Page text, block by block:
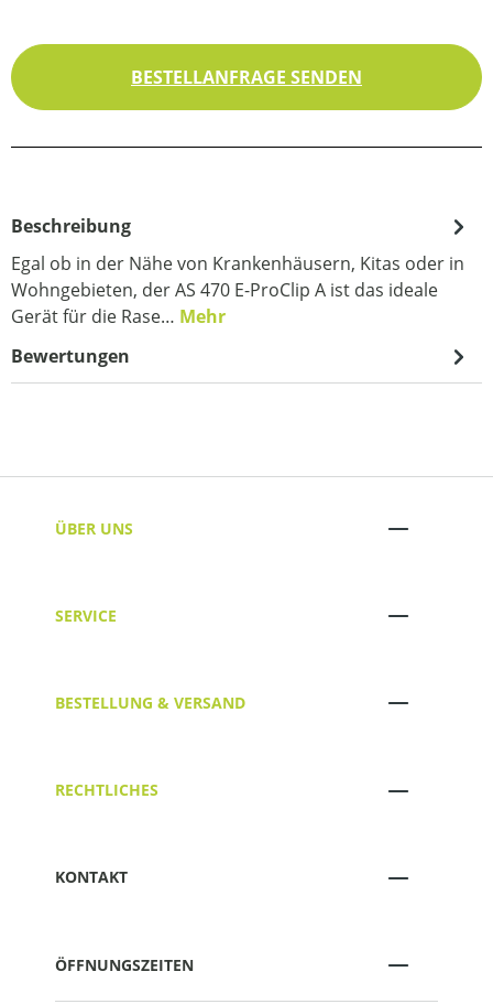
BESTELLANFRAGE SENDEN
Beschreibung
Egal ob in der Nähe von Krankenhäusern, Kitas oder in
Wohngebieten, der AS 470 E-ProClip A ist das ideale
Gerät für die Rase… Mehr
Bewertungen
ÜBER UNS
SERVICE
BESTELLUNG & VERSAND
RECHTLICHES
KONTAKT
ÖFFNUNGSZEITEN